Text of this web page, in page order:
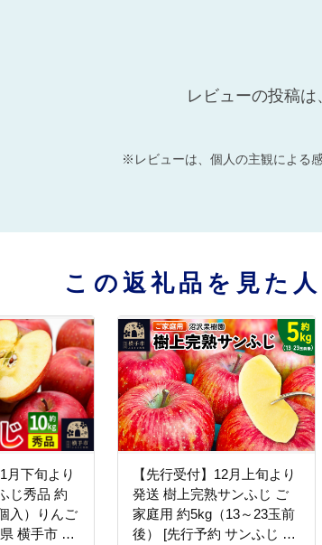
レビューの投稿は
※レビューは、個人の主観による
この返礼品を見た
月下旬より
じ秀品 約
入）りんご
横手市 林
【先行受付】12月上旬より
発送 樹上完熟サンふじ ご
家庭用 約5kg（13～23玉前
後） [先行予約 サンふじ サ